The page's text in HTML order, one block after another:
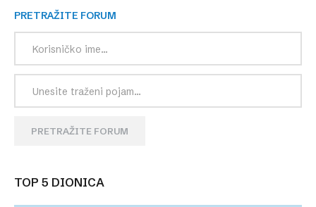
PRETRAŽITE FORUM
PRETRAŽITE FORUM
TOP 5 DIONICA